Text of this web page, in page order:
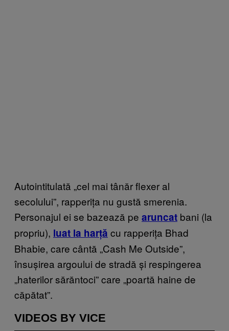
Autointitulată „cel mai tânăr flexer al
secolului”, rapperița nu gustă smerenia.
Personajul ei se bazează pe aruncat bani (la
propriu), luat la harță cu rapperița Bhad
Bhabie, care cântă „Cash Me Outside”,
însușirea argoului de stradă și respingerea
„haterilor sărăntoci” care „poartă haine de
căpătat”.
VIDEOS BY VICE